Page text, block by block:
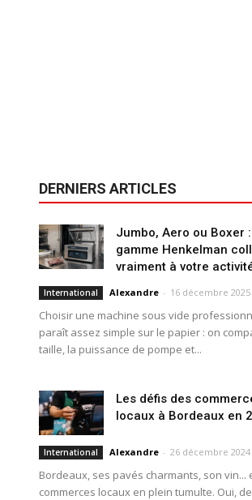
DERNIERS ARTICLES
Jumbo, Aero ou Boxer
gamme Henkelman
vraiment à votre
International Alexandre - 16 décembre 2025
Choisir une machine sous vide
paraît assez simple sur le papier : on
taille, la puissance de pompe et...
Les défis des
locaux à Bordeaux en
International Alexandre - 26 décembre 2024
Bordeaux, ses pavés charmants, son vin...
commerces locaux en plein tumulte. Oui,